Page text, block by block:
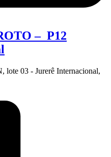
– P12
lote 03 - Jurerê Internacional,